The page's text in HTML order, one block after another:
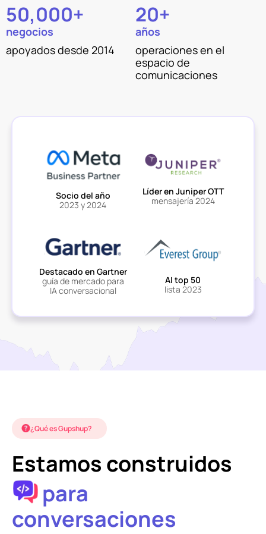
50,000+
negocios
apoyados desde 2014
20+
años
operaciones en el
espacio de
comunicaciones
Socio del año
2023 y 2024
Líder en Juniper OTT
mensajería 2024
Destacado en Gartner
guía de mercado para
IA conversacional
AI top 50
lista 2023
¿Qué es Gupshup?
Estamos construidos
para
conversaciones